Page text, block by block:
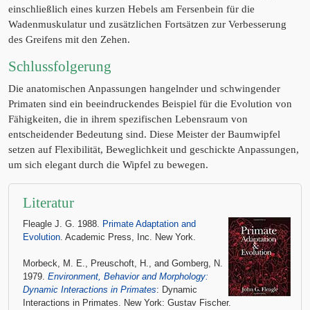
einschließlich eines kurzen Hebels am Fersenbein für die
Wadenmuskulatur und zusätzlichen Fortsätzen zur Verbesserung
des Greifens mit den Zehen.
Schlussfolgerung
Die anatomischen Anpassungen hangelnder und schwingender
Primaten sind ein beeindruckendes Beispiel für die Evolution von
Fähigkeiten, die in ihrem spezifischen Lebensraum von
entscheidender Bedeutung sind. Diese Meister der Baumwipfel
setzen auf Flexibilität, Beweglichkeit und geschickte Anpassungen,
um sich elegant durch die Wipfel zu bewegen.
Literatur
Fleagle J. G. 1988.
Primate Adaptation and
Evolution . Academic Press, Inc. New York.
Morbeck, M. E., Preuschoft, H., and Gomberg, N.
1979. Environment, Behavior and Morphology:
Dynamic Interactions in Primates: Dynamic
Interactions in Primates. New York: Gustav Fischer.